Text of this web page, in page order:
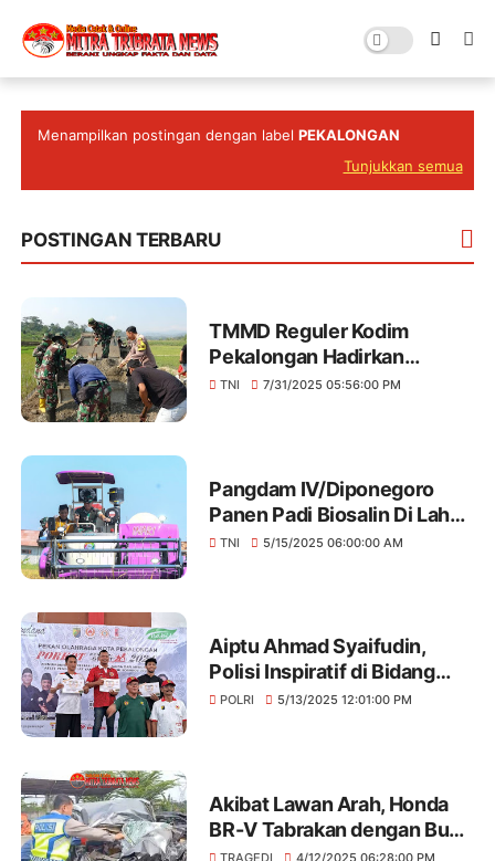
Menampilkan postingan dengan labelPEKALONGAN
Tunjukkan semua
POSTINGAN TERBARU
TMMD Reguler Kodim
Pekalongan Hadirkan
Infrastruktur dan Harapan di
TNI 7/31/2025 05:56:00 PM
Pangdam IV/Diponegoro
Panen Padi Biosalin Di Lahan
Uji Coba Sawah Terdampak
TNI 5/15/2025 06:00:00 AM
Aiptu Ahmad Syaifudin,
Polisi Inspiratif di Bidang
Olahraga Bina Pelajar Lewat
POLRI 5/13/2025 12:01:00 PM
Akibat Lawan Arah, Honda
BR-V Tabrakan dengan Bus
di Tol Pemalang-Batang KM
TRAGEDI 4/12/2025 06:28:00 PM